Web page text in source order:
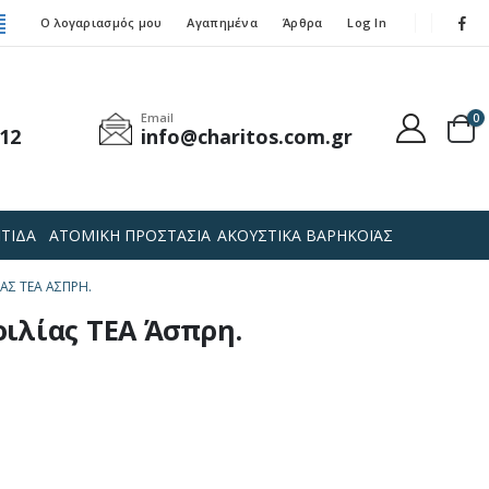
Ο λογαριασμός μου Αγαπημένα Άρθρα Log In
Email
info@charitos.com.gr
0
ΑΤΟΜΙΚΗ ΠΡΟΣΤΑΣΙΑ ΑΚΟΥΣΤΙΚΑ ΒΑΡΗΚΟΪΑΣ
TEA ΆΣΠΡΗ.
TEA Άσπρη.